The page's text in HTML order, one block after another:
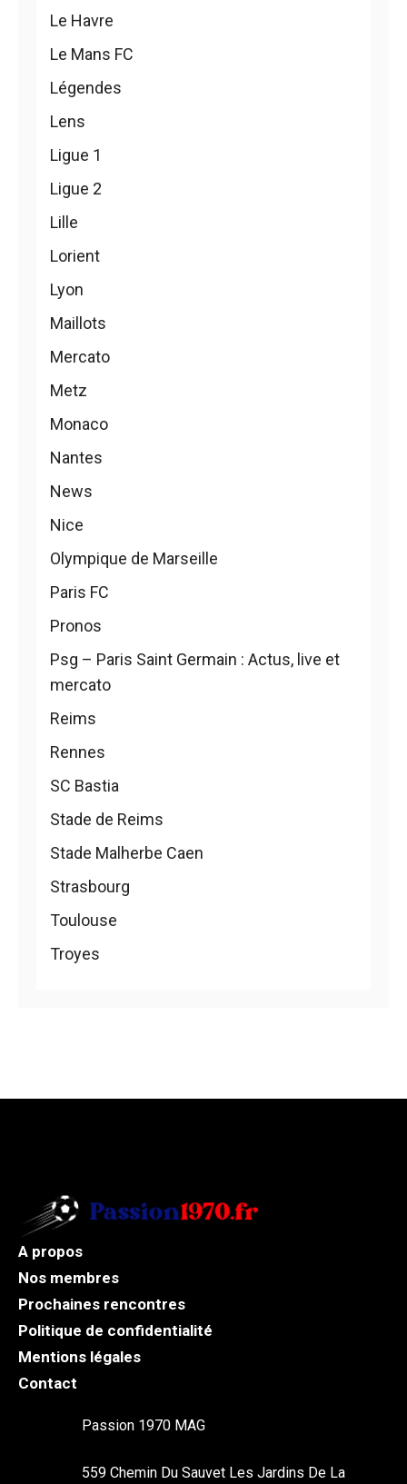
Le Havre
Le Mans FC
Légendes
Lens
Ligue 1
Ligue 2
Lille
Lorient
Lyon
Maillots
Mercato
Metz
Monaco
Nantes
News
Nice
Olympique de Marseille
Paris FC
Pronos
Psg – Paris Saint Germain : Actus, live et
mercato
Reims
Rennes
SC Bastia
Stade de Reims
Stade Malherbe Caen
Strasbourg
Toulouse
Troyes
A propos
Nos membres
Prochaines rencontres
Politique de confidentialité
Mentions légales
Contact
Passion 1970 MAG
559 Chemin Du Sauvet Les Jardins De La